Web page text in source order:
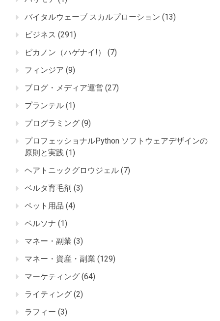
バイタルウェーブ スカルプローション (13)
ビジネス (291)
ピカノン（ハゲナイ!）
(7)
フィンジア (9)
ブログ・メディア運営 (27)
プランテル (1)
プログラミング (9)
プロフェッショナルPython ソフトウェアデザインの
原則と実践 (1)
ヘアトニックグロウジェル (7)
ベルタ育毛剤 (3)
ペット用品 (4)
ペルソナ (1)
マネー・副業 (3)
マネー・資産・副業 (129)
マーケティング (64)
ライティング (2)
ラフィー (3)